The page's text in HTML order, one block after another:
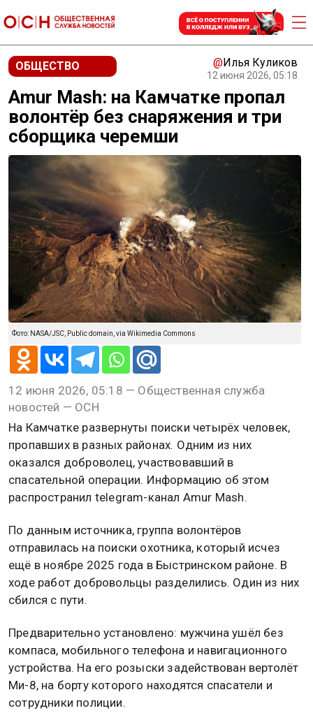
ОБЩЕСТВО @Илья Куликов
12 июня 2026, 05:18
Amur Mash: на Камчатке пропал
волонтёр без снаряжения и три
сборщика черемши
Фото: NASA/JSC, Public domain, via Wikimedia Commons
12 июня 2026, 05:18 — Общественная служба
новостей — ОСН
На Камчатке развернуты поиски четырёх человек,
пропавших в разных районах. Одним из них
оказался доброволец, участвовавший в
спасательной операции. Информацию об этом
распространил telegram-канал Amur Mash.
По данным источника, группа волонтёров
отправилась на поиски охотника, который исчез
ещё в ноябре 2025 года в Быстринском районе. В
ходе работ добровольцы разделились. Один из них
сбился с пути.
Предварительно установлено: мужчина ушёл без
компаса, мобильного телефона и навигационного
устройства. На его розыски задействован вертолёт
Ми-8, на борту которого находятся спасатели и
сотрудники полиции.